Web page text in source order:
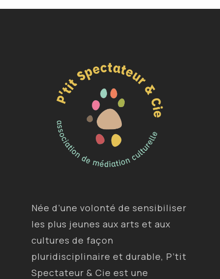
Née d’une volonté de sensibiliser
les plus jeunes aux arts et aux
cultures de façon
pluridisciplinaire et durable, P’tit
Spectateur & Cie est une